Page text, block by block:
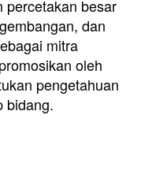
percetakan besar
dan
mitra
oleh
pengetahuan
bidang.